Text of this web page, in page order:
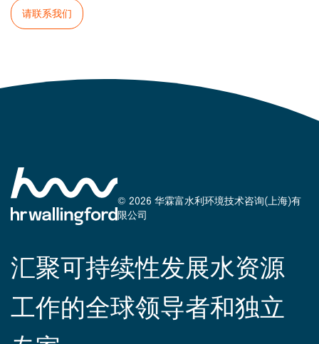
请联系我们
汇聚可持续性发展水资源
工作的全球领导者和独立
© 2026 华霖富水利环境技术咨询(上海)有
限公司